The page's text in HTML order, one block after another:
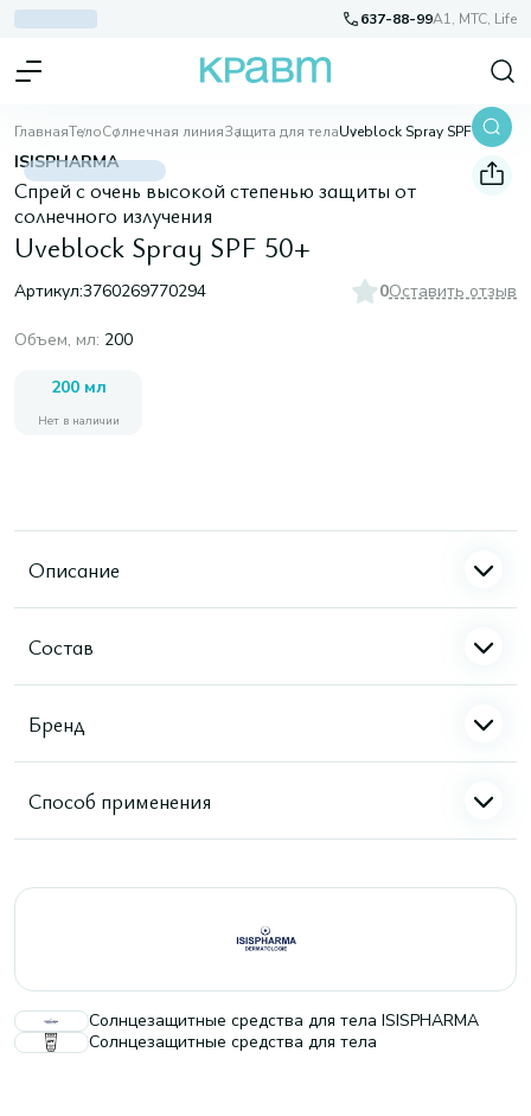
637-88-99A1, МТС, Life
ГлавнаяТелоСолнечная линияЗащита для телаUveblock Spray SPF 50+
ISISPHARMA
Спрей с очень высокой степенью защиты от
солнечного излучения
Uveblock Spray SPF 50+
Артикул:3760269770294 0Оставить отзыв
Объем, мл: 200
200 мл
Нет в наличии
Описание
Состав
Бренд
Способ применения
Солнцезащитные средства для тела ISISPHARMA
Солнцезащитные средства для тела